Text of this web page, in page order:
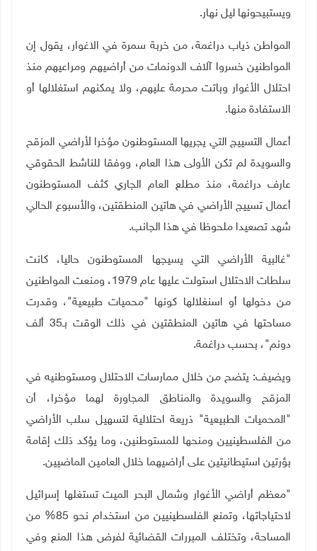
ويستبيحونها ليل نهار.
المواطن ذياب دراغمة، من خربة سمرة في الاغوار، يقول إن
المواطنين خسروا آلاف الدونمات من أراضيهم ومراعيهم منذ
احتلال الأغوار وباتت محرمة عليهم، ولا يمكنهم استغلالها أو
الاستفادة منها.
أعمال التسييج التي يجريها المستوطنون مؤخرا لأراضي المزقح
والسويدة لم تكن الأولى هذا العام، ووفقا للناشط الحقوقي
عارف دراغمة، منذ مطلع العام الجاري كثف المستوطنون
أعمال تسييج الأراضي في هاتين المنطقتين، والأسبوع الحالي
شهد تصعيدا ملحوظا في هذا الجانب.
"غالبية الأراضي التي يسيجها المستوطنون حاليا، كانت
سلطات الاحتلال استولت عليها عام 1979، ومنعت المواطنين
من دخولها أو اسنغلالها كونها "محميات طبيعية"، وقدرت
مساحتها في هاتين المنطقتين في ذلك الوقت بـ35 ألف
دونم"، بحسب دراغمة.
ويضيف: يتضح من خلال ممارسات الاحتلال ومستوطنيه في
المزقح والسويدة والمناطق المجاورة لهما مؤخرا، أن
"المحميات الطبيعية" ذريعة احتلالية لتسهيل سلب الأراضي
من الفلسطينيين ومنحها للمستوطنين، وما يؤكد ذلك إقامة
بؤرتين استيطانيتين على أراضيهما خلال العامين الماضيين.
"معظم أراضي الأغوار وشمال البحر الميت تستغلها إسرائيل
لاحتياجاتها، وتمنع الفلسطينيين من استخدام نحو 85% من
المساحة، وتختلف المبررات القضائية لفرض هذا المنع وفي